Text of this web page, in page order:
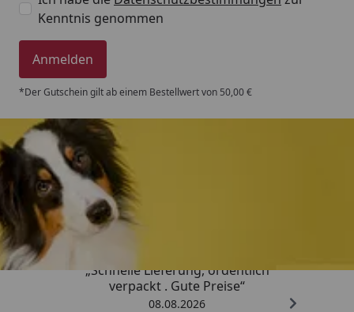
Kenntnis genommen
Anmelden
*Der Gutschein gilt ab einem Bestellwert von 50,00 €
Trusted Shops
„Schnelle Lieferung, ordentlich
verpackt . Gute Preise“
08.08.2026